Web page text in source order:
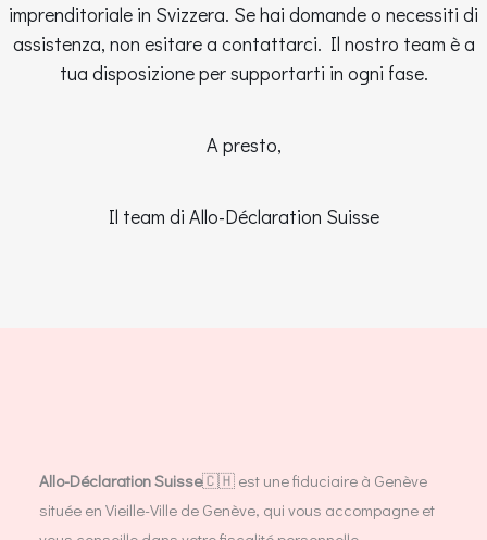
imprenditoriale in Svizzera. Se hai domande o necessiti di
assistenza, non esitare a contattarci. Il nostro team è a
tua disposizione per supportarti in ogni fase.
A presto,
Il team di Allo-Déclaration Suisse
Allo-Déclaration Suisse🇨🇭 est une fiduciaire à Genève
située en Vieille-Ville de Genève, qui vous accompagne et